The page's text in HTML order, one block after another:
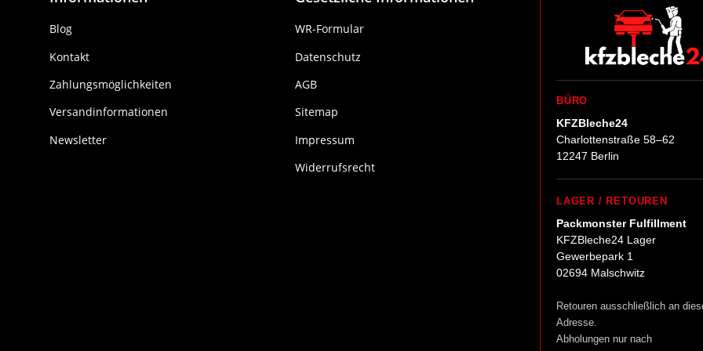
Blog
Kontakt
Zahlungsmöglichkeiten
Versandinformationen
Newsletter
WR-Formular
Datenschutz
AGB
Sitemap
Impressum
Widerrufsrecht
BÜRO
KFZBleche24
Charlottenstraße 58–62
12247 Berlin
LAGER / RETOUREN
Packmonster Fulfillment
KFZBleche24 Lager
Gewerbepark 1
02694 Malschwitz
Retouren ausschließlich an
Adresse.
Abholungen nur nach